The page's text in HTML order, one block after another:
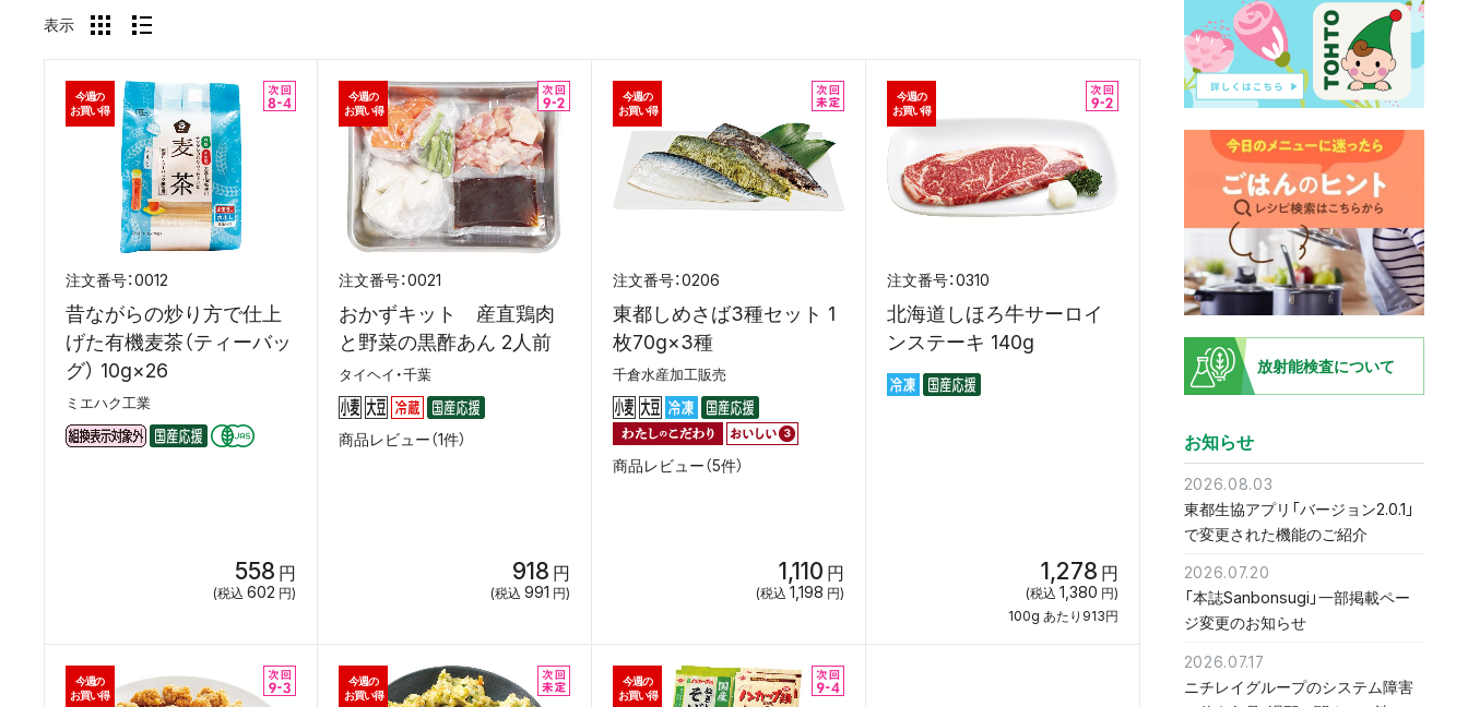
表示
0012
昔ながらの炒り方で仕上
げた有機麦茶（ティーバッ
グ） 10g×26
ミエハク工業
今週の
お買い得
558 円
(税込 602 円)
0021
おかずキット 産直鶏肉
と野菜の黒酢あん 2人前
タイヘイ・千葉
今週の
お買い得
商品レビュー（1件）
918 円
(税込 991 円)
0206
東都しめさば3種セット 1
枚70g×3種
千倉水産加工販売
今週の
お買い得
商品レビュー（5件）
1,110 円
(税込 1,198 円)
0310
北海道しほろ牛サーロイ
ンステーキ 140g
今週の
お買い得
1,278 円
(税込 1,380 円)
100g あたり913円
今週の
お買い得
今週の
お買い得
今週の
お買い得
放射能検査について
お知らせ
2026.08.03
東都生協アプリ「バージョン2.0.1」
で変更された機能のご紹介
2026.07.20
「本誌Sanbonsugi」一部掲載ペー
ジ変更のお知らせ
2026.07.17
ニチレイグループのシステム障害